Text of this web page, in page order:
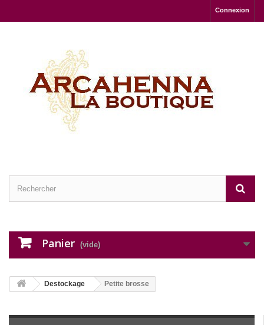
Connexion
Panier (vide)
Destockage Petite brosse